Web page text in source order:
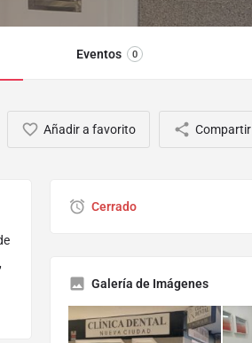
Eventos 0
Añadir a favorito Compartir
Cerrado
Galería de Imágenes